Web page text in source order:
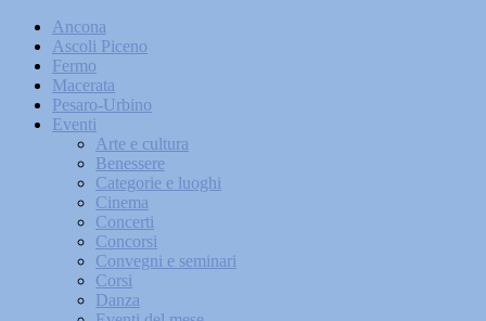
Ancona
Ascoli Piceno
Fermo
Macerata
Pesaro-Urbino
Eventi
Arte e cultura
Benessere
Categorie e luoghi
Cinema
Concerti
Concorsi
Convegni e seminari
Corsi
Danza